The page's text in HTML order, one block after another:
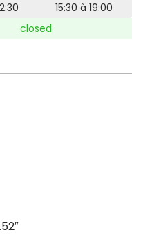
15:30 à 19:00
closed